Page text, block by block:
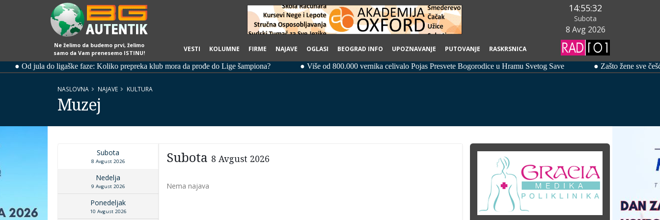
Ne želimo da budemo prvi, želimo
samo da Vam prenesemo ISTINU!
VESTI KOLUMNE FIRME NAJAVE OGLASI BEOGRAD INFO UPOZNAVANJE PUTOVANJE RASKRSNICA
14:55:33
Subota
8 Avg 2026
NASLOVNA NAJAVE KULTURA
Muzej
Subota
8 Avgust 2026
Nedelja
9 Avgust 2026
Ponedeljak
10 Avgust 2026
Subota 8 Avgust 2026
Nema najava